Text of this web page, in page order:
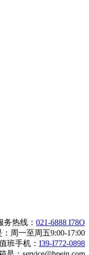
务热线： 021-6888 I78O
周一至周五9:00-17:00
班手机： I39-I772-0898